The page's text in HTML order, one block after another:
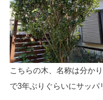
こちらの木、名称は分か
で3年ぶりぐらいにサッパ